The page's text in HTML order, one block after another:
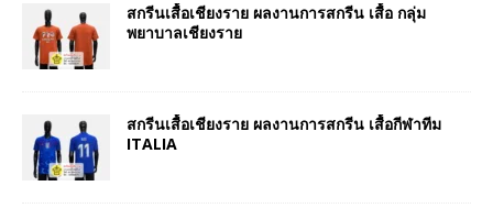
สกรีนเสื้อเชียงราย ผลงานการสกรีน เสื้อ กลุ่ม
พยาบาลเชียงราย
สกรีนเสื้อเชียงราย ผลงานการสกรีน เสื้อกีฬาทีม
ITALIA